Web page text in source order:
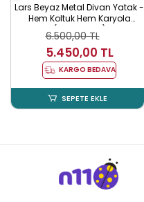
Lars Beyaz Metal Divan Yatak -
Hem Koltuk Hem Karyola
(90x190 cm)
6.500,00 TL
5.450,00 TL
KARGO BEDAVA
SEPETE EKLE